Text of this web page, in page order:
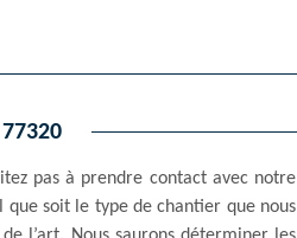
pas à prendre contact avec notre
soit le type de chantier que nous